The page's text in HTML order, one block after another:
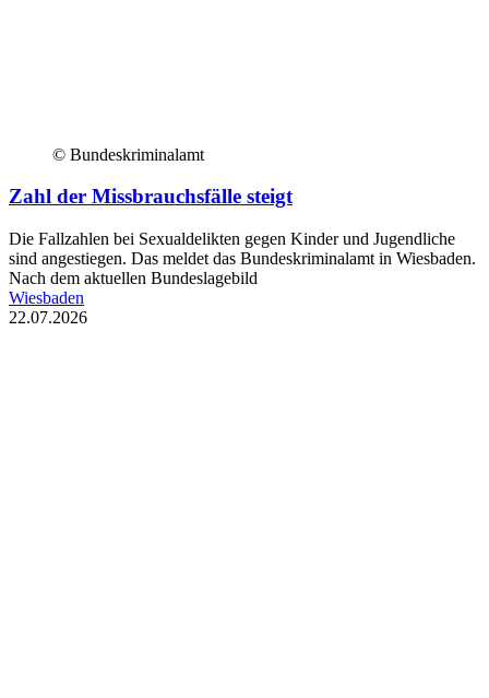
© Bundeskriminalamt
Zahl der Missbrauchsfälle steigt
Die Fallzahlen bei Sexualdelikten gegen Kinder und Jugendliche
sind angestiegen. Das meldet das Bundeskriminalamt in Wiesbaden.
Nach dem aktuellen Bundeslagebild
Wiesbaden
22.07.2026